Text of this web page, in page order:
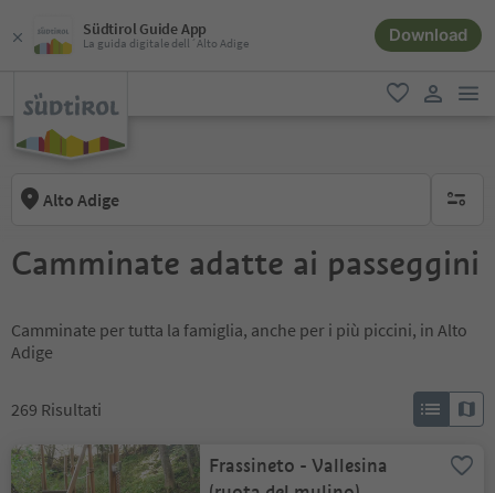
Südtirol Guide App
La guida digitale dell´Alto Adige Download
favoriti
Alto Adige
Camminate adatte ai passeggini
Camminate per tutta la famiglia, anche per i più piccini, in Alto
Adige
269 Risultati
Frassineto - Vallesina